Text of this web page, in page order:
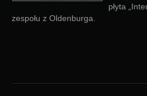
płyta
zespołu z Oldenburga.